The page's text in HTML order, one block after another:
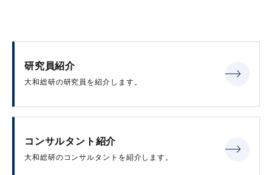
研究員紹介
大和総研の研究員を紹介します。
コンサルタント紹介
大和総研のコンサルタントを紹介します。